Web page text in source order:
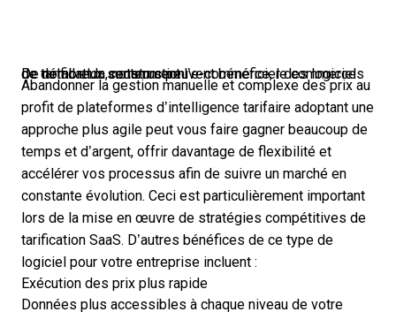
De nombreux secteurs peuvent bénéficier des logiciels de tarification, notamment l’e-commerce, le commerce de détail et la construction.
Abandonner la gestion manuelle et complexe des prix au
profit de plateformes d’intelligence tarifaire adoptant une
approche plus agile peut vous faire gagner beaucoup de
temps et d’argent, offrir davantage de flexibilité et
accélérer vos processus afin de suivre un marché en
constante évolution. Ceci est particulièrement important
lors de la mise en œuvre de stratégies compétitives de
tarification SaaS. D’autres bénéfices de ce type de
logiciel pour votre entreprise incluent :
Exécution des prix plus rapide
Données plus accessibles à chaque niveau de votre